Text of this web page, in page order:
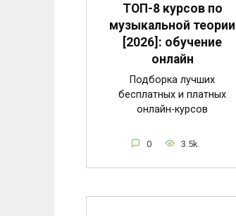
ТОП-8 курсов по
музыкальной теории
[2026]: обучение
онлайн
Подборка лучших
бесплатных и платных
онлайн-курсов
0 3.5k.